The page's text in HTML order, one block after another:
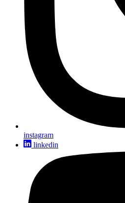
instagram
linkedin